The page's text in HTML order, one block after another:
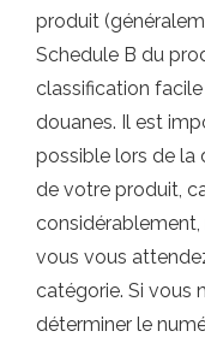
produit
Schedule B du
classification
douanes. Il est
possible lors de la
de votre produit,
vous vous
catégorie. Si vous
déterminer le